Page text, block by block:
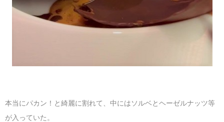
本当にパカン！と綺麗に割れて、中にはソルベとヘーゼルナッツ等
が入っていた。